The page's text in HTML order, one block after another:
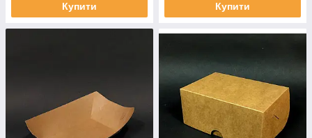
Купити Купити